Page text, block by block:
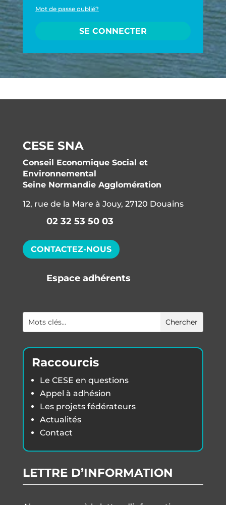
Mot de passe oublié?
SE CONNECTER
CESE SNA
Conseil Economique Social et
Environnemental
Seine Normandie Agglomération
12, rue de la Mare à Jouy, 27120 Douains
02 32 53 50 03
CONTACTEZ-NOUS
Espace adhérents
Raccourcis
Le CESE en questions
Appel à adhésion
Les projets fédérateurs
Actualités
Contact
LETTRE D’INFORMATION